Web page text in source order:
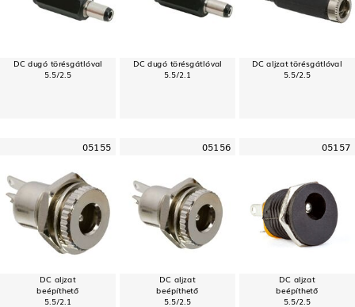
DC dugó törésgátlóval
5.5/2.5
DC dugó törésgátlóval
5.5/2.1
DC aljzat törésgátlóval
5.5/2.5
05155
DC aljzat
beépíthető
5.5/2.1
05156
DC aljzat
beépíthető
5.5/2.5
05157
DC aljzat
beépíthető
5.5/2.5